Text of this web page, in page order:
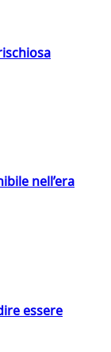
nell’era
essere